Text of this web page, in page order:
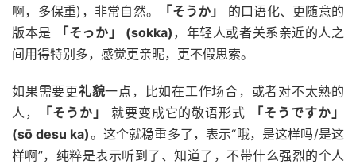
啊，多保重)，非常自然。
「そうか」
的口语化、更随意的
版本是
「そっか」 (sokka) ，年轻人或者关系亲近的人之
间用得特别多，感觉更亲昵，更不假思索。
如果需要更礼貌一点，比如在工作场合，或者对不太熟的
人，
「そうか」 就要变成它的敬语形式
「そうですか」
(sō desu ka)。这个就稳重多了，表示“哦，是这样吗/是这
样啊”，纯粹是表示听到了、知道了，不带什么强烈的个人